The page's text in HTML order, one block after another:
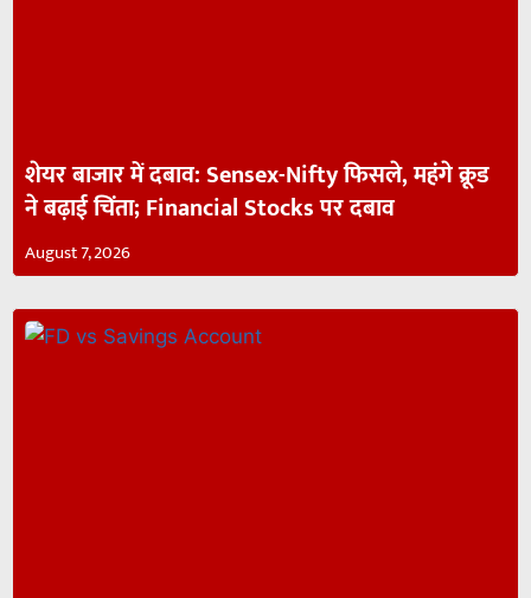
शेयर बाजार में दबाव: Sensex-Nifty फिसले, महंगे क्रूड
ने बढ़ाई चिंता; Financial Stocks पर दबाव
August 7, 2026